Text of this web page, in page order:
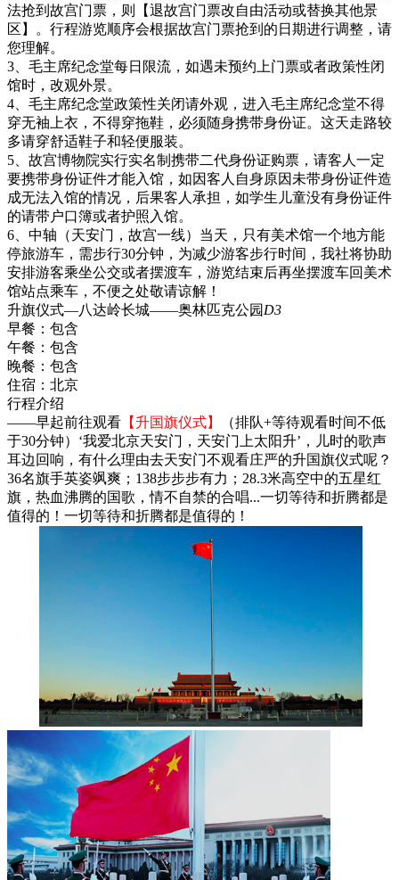
法抢到故宫门票，则【退故宫门票改自由活动或替换其他景
区】。行程游览顺序会根据故宫门票抢到的日期进行调整，请
您理解。
3、毛主席纪念堂每日限流，如遇未预约上门票或者政策性闭
馆时，改观外景。
4、毛主席纪念堂政策性关闭请外观，进入毛主席纪念堂不得
穿无袖上衣，不得穿拖鞋，必须随身携带身份证。这天走路较
多请穿舒适鞋子和轻便服装。
5、故宫博物院实行实名制携带二代身份证购票，请客人一定
要携带身份证件才能入馆，如因客人自身原因未带身份证件造
成无法入馆的情况，后果客人承担，如学生儿童没有身份证件
的请带户口簿或者护照入馆。
6、中轴（天安门，故宫一线）当天，只有美术馆一个地方能
停旅游车，需步行30分钟，为减少游客步行时间，我社将协助
安排游客乘坐公交或者摆渡车，游览结束后再坐摆渡车回美术
馆站点乘车，不便之处敬请谅解！
升旗仪式—八达岭长城——奥林匹克公园 D3
早餐： 包含
午餐： 包含
晚餐： 包含
住宿： 北京
行程介绍
——早起前往观看 【升国旗仪式】
（排队+等待观看时间不低
于30分钟）‘我爱北京天安门，天安门上太阳升’，儿时的歌声
耳边回响，有什么理由去天安门不观看庄严的升国旗仪式呢？
36名旗手英姿飒爽；138步步步有力；28.3米高空中的五星红
旗，热血沸腾的国歌，情不自禁的合唱...一切等待和折腾都是
值得的！一切等待和折腾都是值得的！